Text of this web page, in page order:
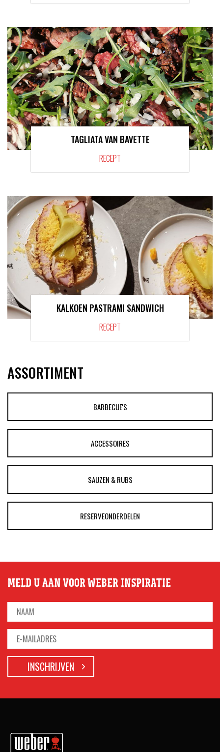
TAGLIATA VAN BAVETTE
RECEPT
KALKOEN PASTRAMI SANDWICH
RECEPT
ASSORTIMENT
BARBECUE'S
ACCESSOIRES
SAUZEN & RUBS
RESERVEONDERDELEN
MELD U AAN VOOR WEBER INSPIRATIE